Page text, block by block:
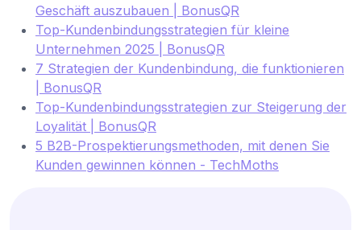
Geschäft auszubauen | BonusQR
Top-Kundenbindungsstrategien für kleine
Unternehmen 2025 | BonusQR
7 Strategien der Kundenbindung, die funktionieren
| BonusQR
Top-Kundenbindungsstrategien zur Steigerung der
Loyalität | BonusQR
5 B2B-Prospektierungsmethoden, mit denen Sie
Kunden gewinnen können - TechMoths